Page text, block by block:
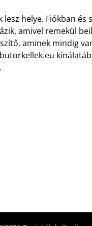
helye. Fiókban és
amivel remekül
aminek mindig